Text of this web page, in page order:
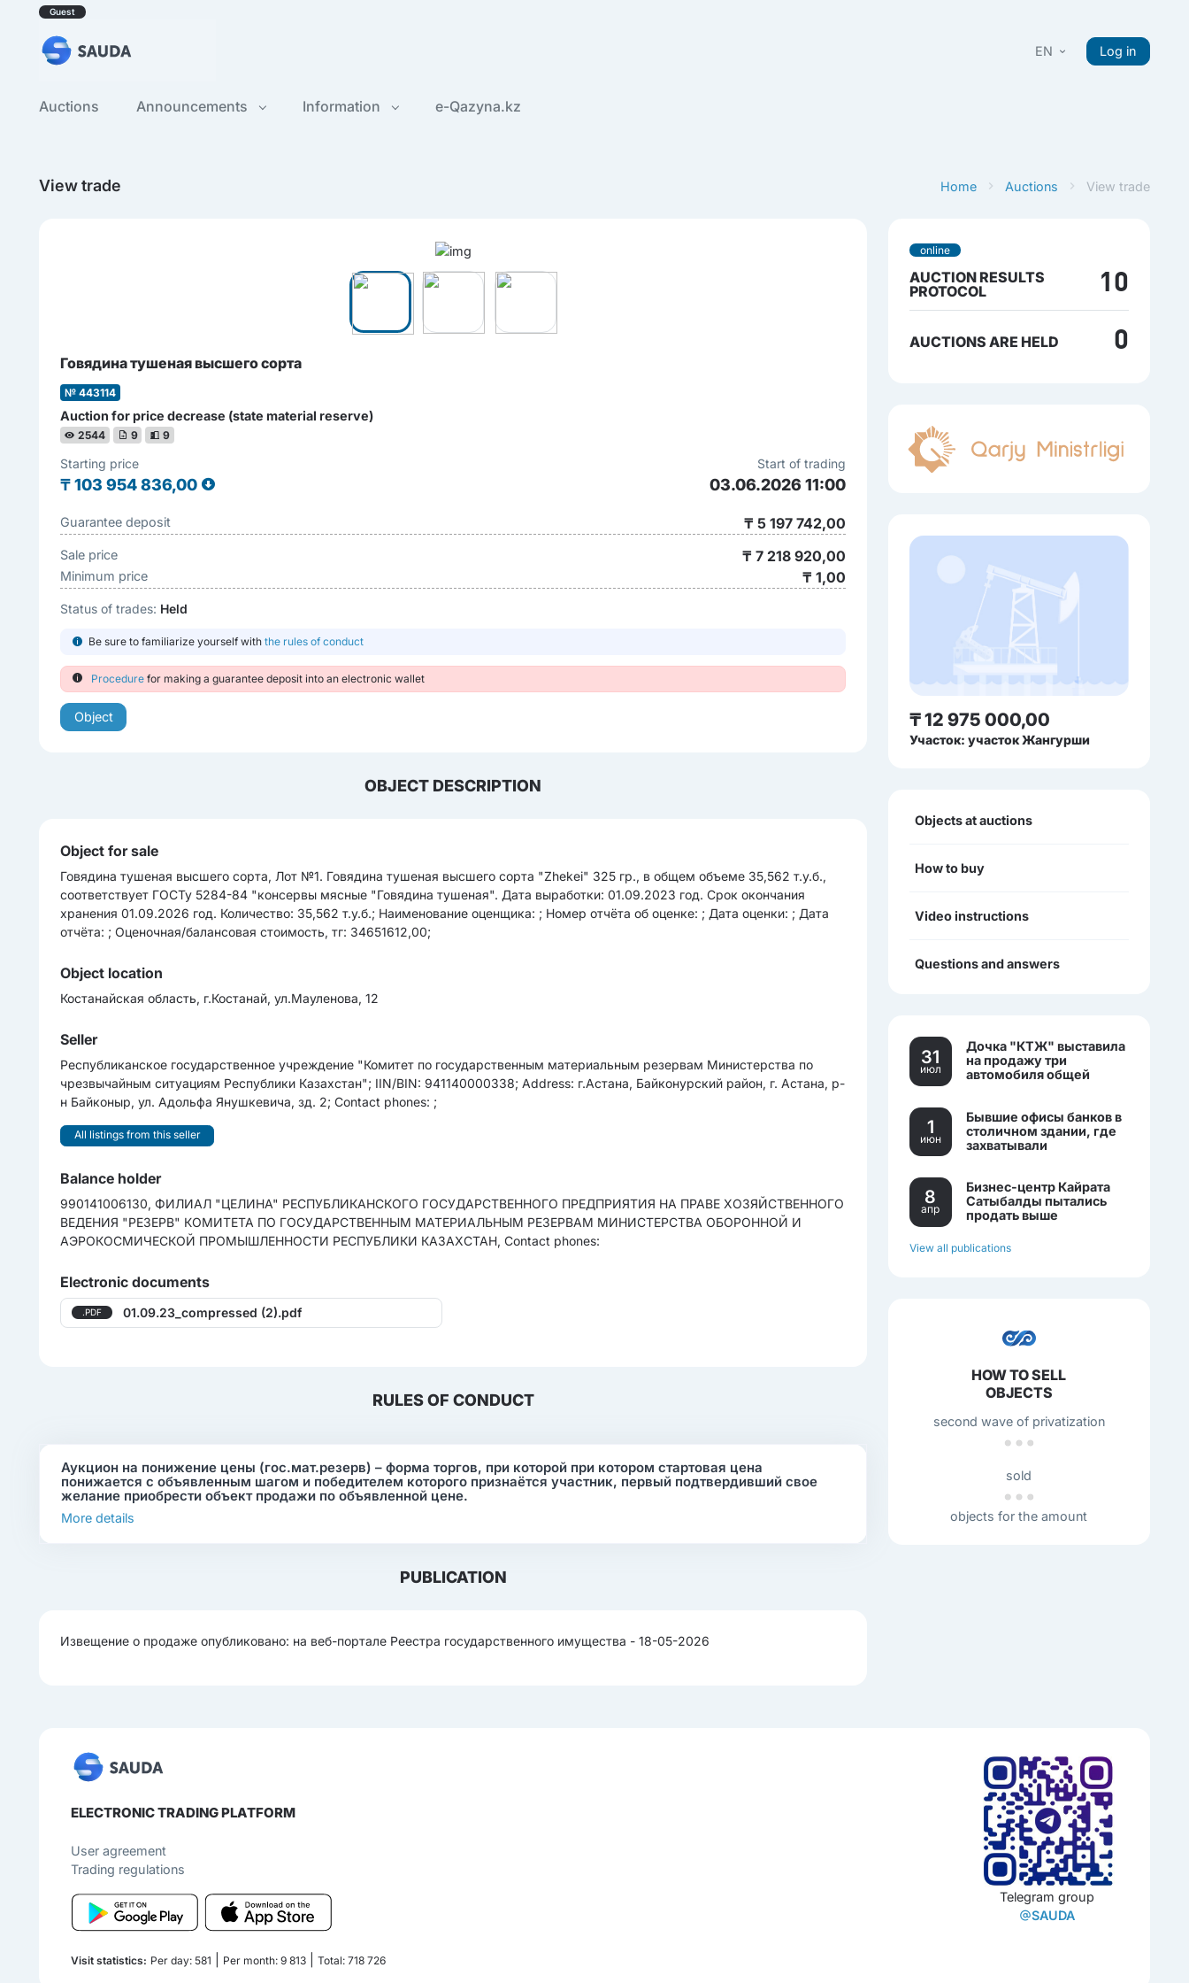
Guest
EN Log in
Auctions Announcements Information e-Qazyna.kz
Home Auctions View trade
View trade
Говядина тушеная высшего сорта
№ 443114
Auction for price decrease (state material reserve)
2544 9 9
Starting price
₸103 954 836,00
Start of trading
03.06.2026 11:00
Guarantee deposit ₸ 5 197 742,00
Sale price ₸ 7 218 920,00
Minimum price ₸ 1,00
Status of trades: Held
Be sure to familiarize yourself withthe rules of conduct
Procedure for making a guarantee deposit into an electronic wallet
Object
OBJECT DESCRIPTION
Object for sale
Говядина тушеная высшего сорта, Лот №1. Говядина тушеная высшего сорта "Zhekei" 325 гр., в общем объеме 35,562 т.у.б.,
соответствует ГОСТу 5284-84 "консервы мясные "Говядина тушеная". Дата выработки: 01.09.2023 год. Срок окончания
хранения 01.09.2026 год. Количество: 35,562 т.у.б.; Наименование оценщика: ; Номер отчёта об оценке: ; Дата оценки: ; Дата
отчёта: ; Оценочная/балансовая стоимость, тг: 34651612,00;
Object location
Костанайская область, г.Костанай, ул.Мауленова, 12
Seller
Республиканское государственное учреждение "Комитет по государственным материальным резервам Министерства по
чрезвычайным ситуациям Республики Казахстан"; IIN/BIN: 941140000338; Address: г.Астана, Байконурский район, г. Астана, р-
н Байконыр, ул. Адольфа Янушкевича, зд. 2; Contact phones: ;
All listings from this seller
Balance holder
990141006130, ФИЛИАЛ "ЦЕЛИНА" РЕСПУБЛИКАНСКОГО ГОСУДАРСТВЕННОГО ПРЕДПРИЯТИЯ НА ПРАВЕ ХОЗЯЙСТВЕННОГО
ВЕДЕНИЯ "РЕЗЕРВ" КОМИТЕТА ПО ГОСУДАРСТВЕННЫМ МАТЕРИАЛЬНЫМ РЕЗЕРВАМ МИНИСТЕРСТВА ОБОРОННОЙ И
АЭРОКОСМИЧЕСКОЙ ПРОМЫШЛЕННОСТИ РЕСПУБЛИКИ КАЗАХСТАН, Contact phones:
Electronic documents
.PDF 01.09.23_compressed (2).pdf
RULES OF CONDUCT
Аукцион на понижение цены (гос.мат.резерв) – форма торгов, при которой при котором стартовая цена
понижается с объявленным шагом и победителем которого признаётся участник, первый подтвердивший свое
желание приобрести объект продажи по объявленной цене.
More details
PUBLICATION
Извещение о продаже опубликовано: на веб-портале Реестра государственного имущества - 18-05-2026
online
AUCTION RESULTS
PROTOCOL
10
AUCTIONS ARE HELD 0
₸ 12 975 000,00
Участок: участок Жангурши
Objects at auctions
How to buy
Video instructions
Questions and answers
31
июл
Дочка "КТЖ" выставила
на продажу три
автомобиля общей
1
июн
Бывшие офисы банков в
столичном здании, где
захватывали
8
апр
Бизнес-центр Кайрата
Сатыбалды пытались
продать выше
View all publications
HOW TO SELL
OBJECTS
second wave of privatization
sold
objects for the amount
ELECTRONIC TRADING PLATFORM
User agreement
Trading regulations
Telegram group
SAUDA
Visit statistics: Per day: 581 Per month: 9 813 |Total: 718 726